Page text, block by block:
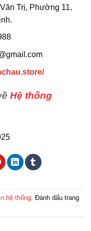
Trị, Phường 11,
Hệ thống
hệ thống . Đánh dấu trang